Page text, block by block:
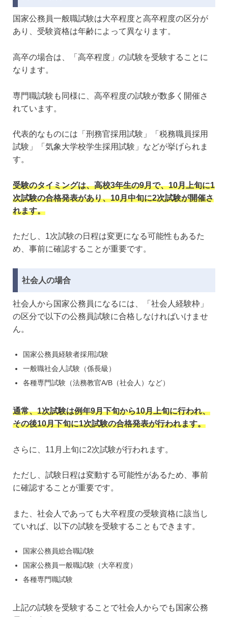
国家公務員一般職試験は大卒程度と高卒程度の区分が
あり、受験資格は年齢によって異なります。
高卒の場合は、「高卒程度」の試験を受験することに
なります。
専門職試験も同様に、高卒程度の試験が数多く開催さ
れています。
代表的なものには「刑務官採用試験」「税務職員採用
試験」「気象大学校学生採用試験」などが挙げられま
す。
受験のタイミングは、高校3年生の9月で、10月上旬に1
次試験の合格発表があり、10月中旬に2次試験が開催さ
れます。
ただし、1次試験の日程は変更になる可能性もあるた
め、事前に確認することが重要です。
社会人の場合
社会人から国家公務員になるには、「社会人経験枠」
の区分で以下の公務員試験に合格しなければいけませ
ん。
国家公務員経験者採用試験
一般職社会人試験（係長級）
各種専門試験（法務教官A/B（社会人）など）
通常、1次試験は例年9月下旬から10月上旬に行われ、
その後10月下旬に1次試験の合格発表が行われます。
さらに、11月上旬に2次試験が行われます。
ただし、試験日程は変動する可能性があるため、事前
に確認することが重要です。
また、社会人であっても大卒程度の受験資格に該当し
ていれば、以下の試験を受験することもできます。
国家公務員総合職試験
国家公務員一般職試験（大卒程度）
各種専門職試験
上記の試験を受験することで社会人からでも国家公務